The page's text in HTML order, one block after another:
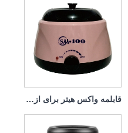
قابلمه واکس هیتر برای از بین بردن موهای زائد ژل سیلیکا